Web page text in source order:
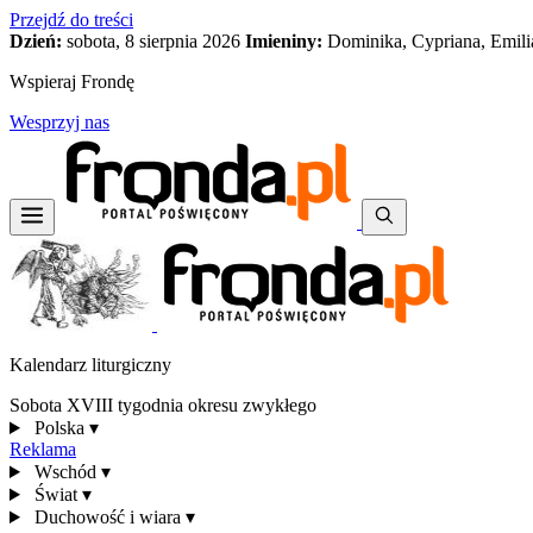
Przejdź do treści
Dzień: sobota, 8 sierpnia 2026 Imieniny: Dominika, Cypriana,
Wspieraj Frondę
Wesprzyj nas
Kalendarz liturgiczny
Sobota XVIII tygodnia okresu zwykłego
Polska ▾
Reklama
Wschód ▾
Świat ▾
Duchowość i wiara ▾